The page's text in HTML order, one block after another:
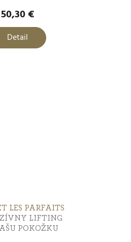
50,30 €
Detail
LES PARFAITS
LIFTING
POKOŽKU